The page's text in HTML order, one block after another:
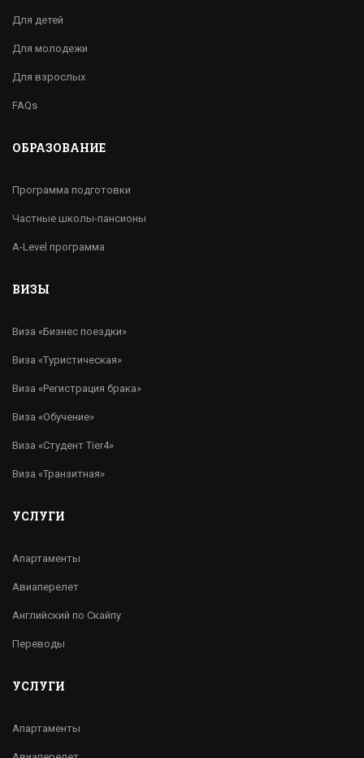
Для детей
Для молодежи
Для взрослых
FAQs
ОБРАЗОВАНИЕ
Программа подготовки
Частные школы-пансионы
A-Level программа
ВИЗЫ
Виза «Бизнес поездки»
Виза «Туристическая»
Виза «Регистрация брака»
Виза «Обучение»
Виза «Студент Tier4»
Виза «Транзитная»
УСЛУГИ
Апартаменты
Авиаперелет
Английский по Скайпу
Переводы
УСЛУГИ
Апартаменты